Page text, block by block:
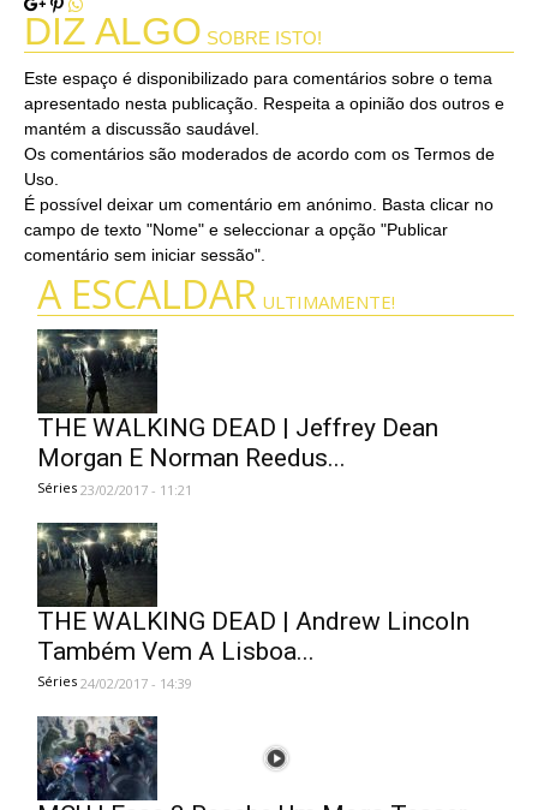
DIZ ALGO SOBRE ISTO!
Este espaço é disponibilizado para comentários sobre o tema
apresentado nesta publicação. Respeita a opinião dos outros e
mantém a discussão saudável.
Os comentários são moderados de acordo com os Termos de
Uso.
É possível deixar um comentário em anónimo. Basta clicar no
campo de texto "Nome" e seleccionar a opção "Publicar
comentário sem iniciar sessão".
A ESCALDAR ULTIMAMENTE!
THE WALKING DEAD | Jeffrey Dean
Morgan E Norman Reedus...
Séries 23/02/2017 - 11:21
THE WALKING DEAD | Andrew Lincoln
Também Vem A Lisboa...
Séries 24/02/2017 - 14:39